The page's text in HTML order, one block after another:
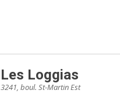
Les Loggias
3241, boul. St-Martin Est